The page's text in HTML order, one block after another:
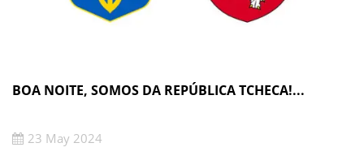
BOA NOITE, SOMOS DA REPÚBLICA TCHECA!...
23 May 2024